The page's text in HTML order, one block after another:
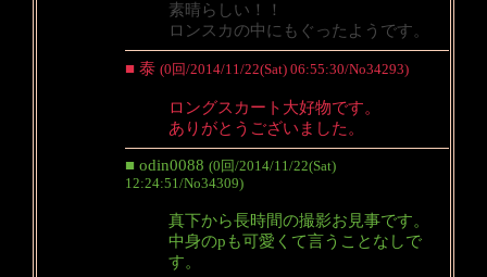
素晴らしい！！
ロンスカの中にもぐったようです。
■ 泰 (0回/2014/11/22(Sat) 06:55:30/No34293)
ロングスカート大好物です。
ありがとうございました。
■ odin0088 (0回/2014/11/22(Sat)
12:24:51/No34309)
真下から長時間の撮影お見事です。
中身のpも可愛くて言うことなしで
す。